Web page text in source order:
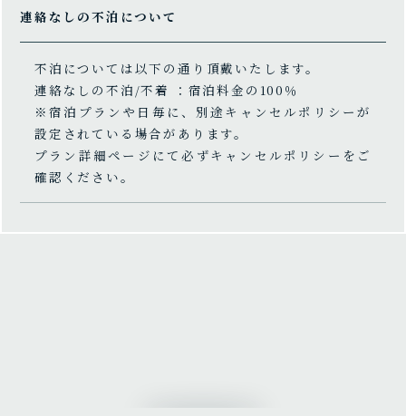
連絡なしの不泊について
不泊については以下の通り頂戴いたします。
連絡なしの不泊/不着 ：宿泊料金の100％
※宿泊プランや日毎に、別途キャンセルポリシーが
設定されている場合があります。
プラン詳細ページにて必ずキャンセルポリシーをご
確認ください。